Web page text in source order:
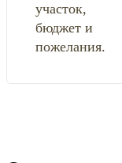
участок,
бюджет и
пожелания.